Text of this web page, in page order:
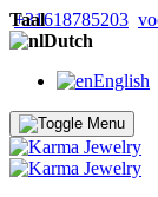
+31618785203
Taal
Dutch
English